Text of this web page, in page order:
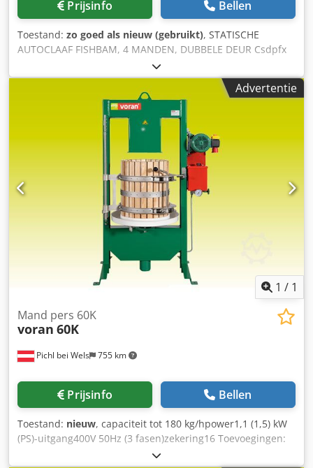
Prijsinfo Bellen
Toestand: zo goed als nieuw (gebruikt), STATISCHE
AUTOCLAAF FISHBAM, 4 MANDEN, DUBBELE DEUR Csdpfx
Advertentie
1 / 1
Pichl bei Wels 755 km
Mand pers 60K
voran 60K
Prijsinfo Bellen
Toestand: nieuw, capaciteit tot 180 kg/hpower1,1 (1,5) kW
(PS)-uitgang400V 50Hz (3 fasen)zekering16 Toevoegingen:
lengte1 000 mmwidth630 mm hoogte1 700 mm inbrengen